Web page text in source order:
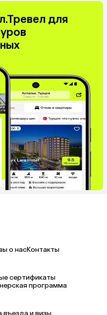
для
о насКонтакты
сертификаты
программа
въезда и визы